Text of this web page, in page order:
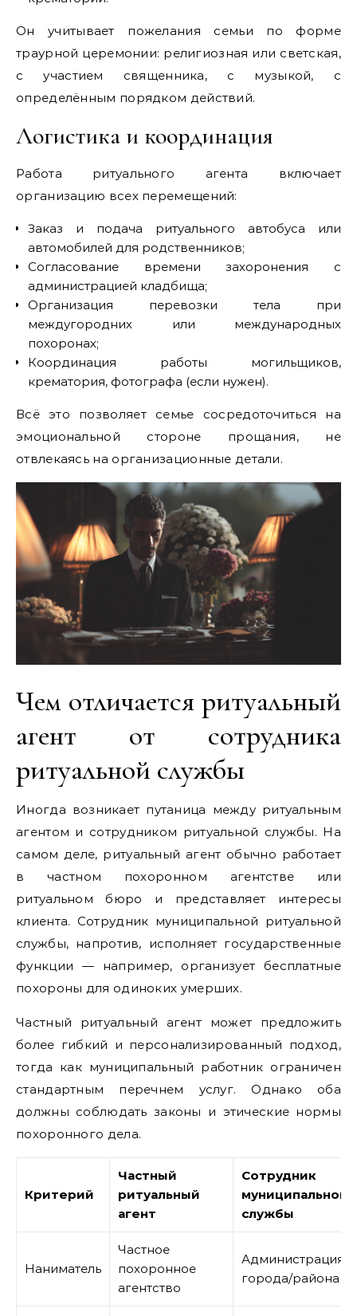
Он учитывает пожелания семьи по форме
траурной церемонии: религиозная или светская,
с участием священника, с музыкой, с
определённым порядком действий.
Логистика и координация
Работа ритуального агента включает
организацию всех перемещений:
Заказ и подача ритуального автобуса или
автомобилей для родственников;
Согласование времени захоронения с
администрацией кладбища;
Организация перевозки тела при
междугородних или международных
похоронах;
Координация работы могильщиков,
крематория, фотографа (если нужен).
Всё это позволяет семье сосредоточиться на
эмоциональной стороне прощания, не
отвлекаясь на организационные детали.
Чем отличается ритуальный
агент от сотрудника
ритуальной службы
Иногда возникает путаница между ритуальным
агентом и сотрудником ритуальной службы. На
самом деле, ритуальный агент обычно работает
в частном похоронном агентстве или
ритуальном бюро и представляет интересы
клиента. Сотрудник муниципальной ритуальной
службы, напротив, исполняет государственные
функции — например, организует бесплатные
похороны для одиноких умерших.
Частный ритуальный агент может предложить
более гибкий и персонализированный подход,
тогда как муниципальный работник ограничен
стандартным перечнем услуг. Однако оба
должны соблюдать законы и этические нормы
похоронного дела.
Критерий
Частный
ритуальный
агент
Сотрудник
муниципальной
службы
Наниматель
Частное
похоронное
агентство
Администрация
города/района